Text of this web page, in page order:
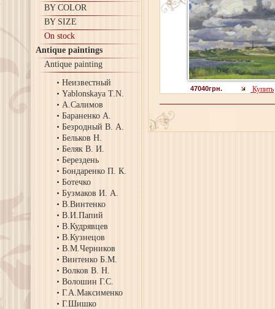
BY COLOR
BY SIZE
On stock
Antique paintings
Antique painting
Неизвестный
Yablonskaya T.N.
А.Салимов
Бараненко А.
Безродный В. А.
Бельков Н.
Беляк В. И.
Берездень
Бондаренко П. К.
Ботечко
Бузмаков И. А.
В.Винтенко
В.И.Папий
В.Кудрявцев
В.Кузнецов
В.М.Черников
Винтенко Б.М.
Волков В. Н.
Волошин Г.С.
Г.А.Максименко
Г.Шишко
47040грн. Купить